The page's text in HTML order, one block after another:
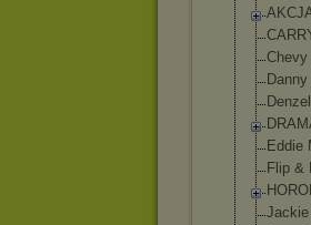
Chevy
Eddie
Flip &
Jackie